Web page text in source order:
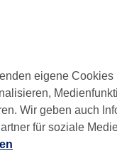
Spare bis
eigene
Wir geben auch
für soziale